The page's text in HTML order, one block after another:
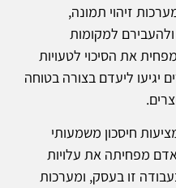
זיהוי תמונה,
ולהעבירם למקומות
את הסיכוי לטעויות
יגיעו ליעדם בצורה בטוחה
חיסכון משמעותי
מפחיתה את עלויות
זו בעסק, ומערכות